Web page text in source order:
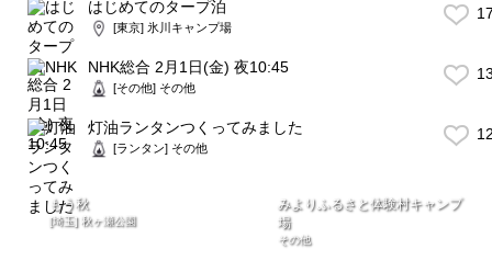
はじめてのタープ泊
[東京] 氷川キャンプ場
NHK総合 2月1日(金) 夜10:45
[その他] その他
灯油ランタンつくってみました
[ランタン] その他
もう秋
[埼玉] 秋ヶ瀬公園
みよりふるさと体験村キャンプ
場
その他